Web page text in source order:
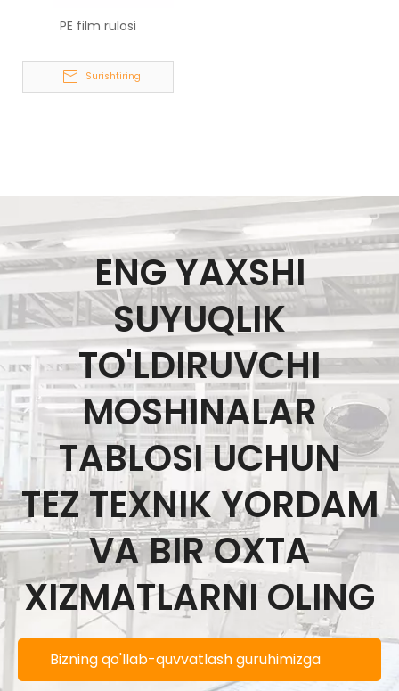
PE film rulosi
Surishtiring
ENG YAXSHI
SUYUQLIK
TO'LDIRUVCHI
MOSHINALAR
TABLOSI UCHUN
TEZ TEXNIK YORDAM
VA BIR OXTA
XIZMATLARNI OLING
Bizning qo'llab-quvvatlash guruhimizga